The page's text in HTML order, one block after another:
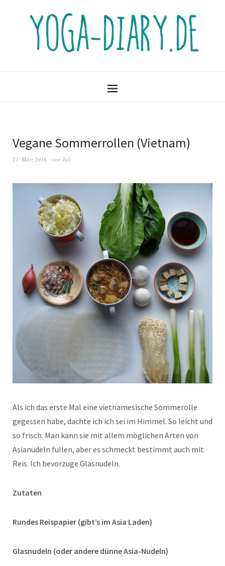
Vegane Sommerrollen (Vietnam)
21. März 2016 von Juli
Als ich das erste Mal eine vietnamesische Sommerolle
gegessen habe, dachte ich ich sei im Himmel. So leicht und
so frisch. Man kann sie mit allem möglichen Arten von
Asianudeln füllen, aber es schmeckt bestimmt auch mit
Reis. Ich bevorzuge Glasnudeln.
Zutaten
Rundes Reispapier (gibt’s im Asia Laden)
Glasnudeln (oder andere dünne Asia-Nudeln)